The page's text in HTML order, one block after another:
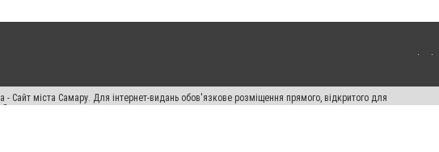
Сайт міста Самару. Для інтернет-видань обов'язкове розміщення прямого, відкритого для
Законом.